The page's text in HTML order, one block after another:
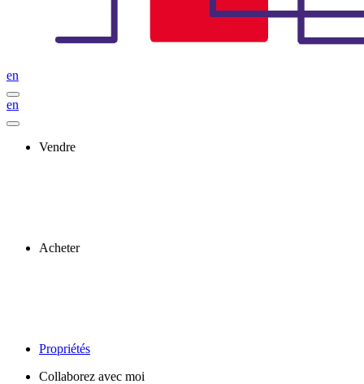
en
en
Vendre
Acheter
Propriétés
Collaborez avec moi